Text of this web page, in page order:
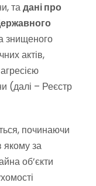
тадані про
знищеного
актів,
(далі – Реєстр
починаючи
якому за
об’єкти